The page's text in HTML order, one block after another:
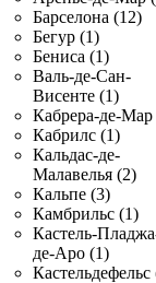
Барселона (12)
Бегур (1)
Бениса (1)
Валь-де-Сан-
Висенте (1)
Кабрера-де-Мар
Кабрилс (1)
Кальдас-де-
Малавелья (2)
Кальпе (3)
Камбрильс (1)
Кастель-
де-Аро (1)
Кастельдефельс